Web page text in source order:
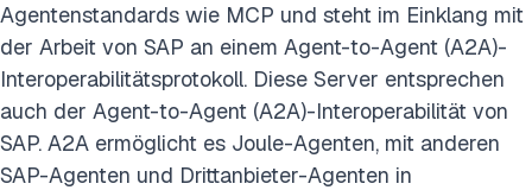
Agentenstandards wie MCP und steht im Einklang mit
der Arbeit von SAP an einem Agent-to-Agent (A2A)-
Interoperabilitätsprotokoll. Diese Server entsprechen
auch der Agent-to-Agent (A2A)-Interoperabilität von
SAP. A2A ermöglicht es Joule-Agenten, mit anderen
SAP-Agenten und Drittanbieter-Agenten in